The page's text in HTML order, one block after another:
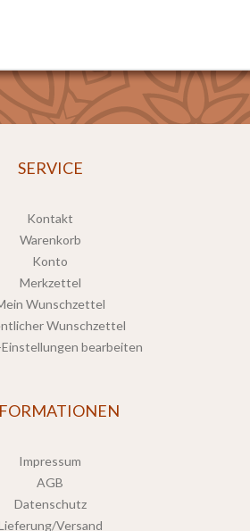
SERVICE
Kontakt
Warenkorb
Konto
Merkzettel
Wunschzettel
Wunschzettel
bearbeiten
Impressum
AGB
Datenschutz
Versand